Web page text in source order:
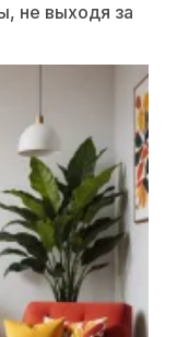
не выходя за